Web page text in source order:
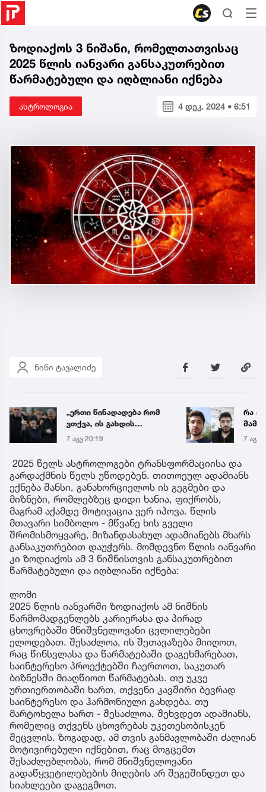
ზოდიაქოს 3 ნიშანი, რომელთათვისაც
2025 წლის იანვარი განსაკუთრებით
წარმატებული და იღბლიანი იქნება
ასტროლოგია 4 დეკ. 2024 • 6:51
ნინი ტავალიძე
„ერთი წინადადება რომ
ვთქვა, ის გახდის
ნათელს, თუ რატომ იყო
ნია იმნაძე
წამქეზებელი...“ - გიგა
ავალიანის დედა
7 აგვ 20:19
რა
7 აგვ
2025 წელს ასტროლოგები ტრანსფორმაციისა და
გარდაქმნის წელს უწოდებენ. თითოეულ ადამიანს
ექნება შანსი, განახორციელოს ის გეგმები და
მიზნები, რომლებზეც დიდი ხანია, ფიქრობს,
მაგრამ აქამდე მოტივაცია ვერ იპოვა. წლის
მთავარი სიმბოლო - მწვანე ხის გველი
შრომისმოყვარე, მიზანდასახულ ადამიანებს მხარს
განსაკუთრებით დაუჭერს. მომდევნო წლის იანვარი
კი ზოდიაქოს ამ 3 ნიშნისთვის განსაკუთრებით
წარმატებული და იღბლიანი იქნება:
ლომი
2025 წლის იანვარში ზოდიაქოს ამ ნიშნის
წარმომადგენლებს კარიერასა და პირად
ცხოვრებაში მნიშვნელოვანი ცვლილებები
ელოდებათ. შესაძლოა, ის შეთავაზება მიიღოთ,
რაც წინსვლასა და წარმატებაში დაგეხმარებათ,
საინტერესო პროექტებში ჩაერთოთ, საკუთარ
ბიზნესში მიაღწიოთ წარმატებას. თუ უკვე
ურთიერთობაში ხართ, თქვენი კავშირი ბევრად
საინტერესო და ჰარმონიული გახდება. თუ
მარტოხელა ხართ - შესაძლოა, შეხვდეთ ადამიანს,
რომელიც თქვენს ცხოვრებას უკეთესობისკენ
შეცვლის. ზოგადად, ამ თვის განმავლობაში ძალიან
მოტივირებული იქნებით, რაც მოგცემთ
შესაძლებლობას, რომ მნიშვნელოვანი
გადაწყვეტილებების მიღების არ შეგეშინდეთ და
სიახლეები დაგეგმოთ.